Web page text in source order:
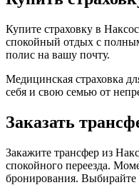
Купите страховку в
спокойный отдых с
полис на вашу почту.
Медицинская страховка
себя и свою семью от
Заказать
Закажите трансфер из
спокойного переезда.
бронирования. Выбирайте